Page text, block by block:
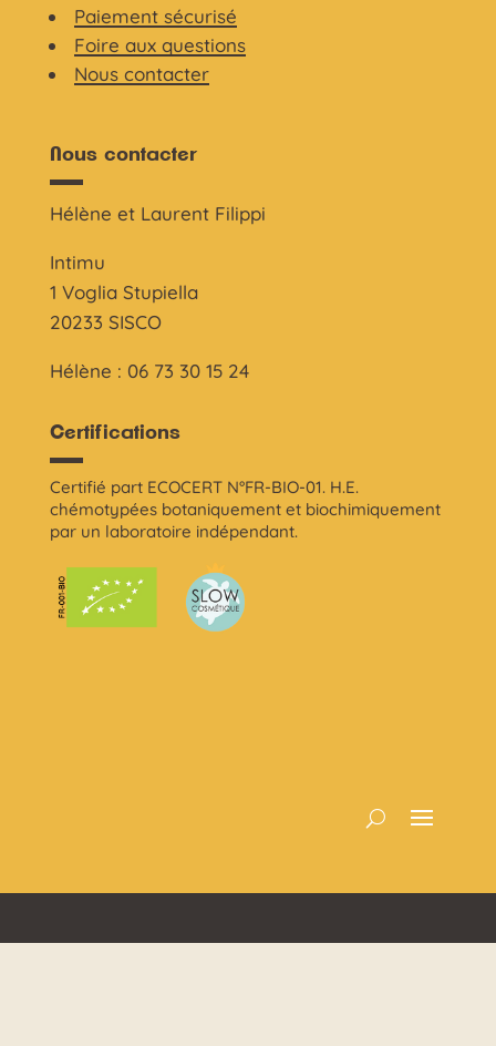
Paiement sécurisé
Foire aux questions
Nous contacter
Nous contacter
Hélène et Laurent Filippi
Intimu
1 Voglia Stupiella
20233 SISCO
Hélène : 06 73 30 15 24
Certifications
Certifié part ECOCERT N°FR-BIO-01. H.E.
chémotypées botaniquement et biochimiquement
par un laboratoire indépendant.